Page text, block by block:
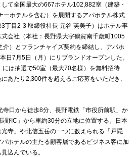
て全国最大の667ホテル102,882室（建築・
ーホテルを含む）を展開するアパホテル株式
丁目2‐3 取締役社長 元谷 芙美子）はホテル事
会社（本社：長野県大字鶴賀南千歳町1005
）とフランチャイズ契約を締結し、アパホ
日7月5日（月）にリブランドオープンした。
は抽選で50室（最大70名様）を無料招待
あたり2,300件を超えるご応募をいただき、
口から徒歩8分、長野電鉄「市役所前駅」か
野IC」から車約30分の立地に位置する。日本
寺」や北信五岳の一つに数えられる「戸隠
ホテルの主たる顧客層であるビジネス客に加
込んでいる。